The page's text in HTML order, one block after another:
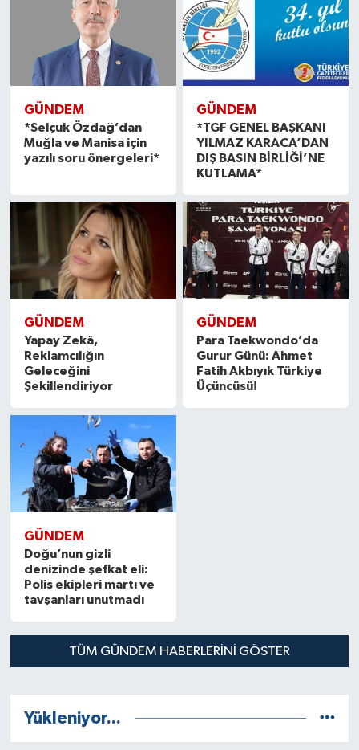
GÜNDEM
*Selçuk Özdağ’dan
Muğla ve Manisa için
yazılı soru önergeleri*
GÜNDEM
*TGF GENEL BAŞKANI
YILMAZ KARACA’DAN
DIŞ BASIN BİRLİĞİ’NE
KUTLAMA*
GÜNDEM
Yapay Zekâ,
Reklamcılığın
Geleceğini
Şekillendiriyor
GÜNDEM
Para Taekwondo’da
Gurur Günü: Ahmet
Fatih Akbıyık Türkiye
Üçüncüsü!
GÜNDEM
Doğu’nun gizli
denizinde şefkat eli:
Polis ekipleri martı ve
tavşanları unutmadı
TÜM GÜNDEM HABERLERINI GÖSTER
Yükleniyor...